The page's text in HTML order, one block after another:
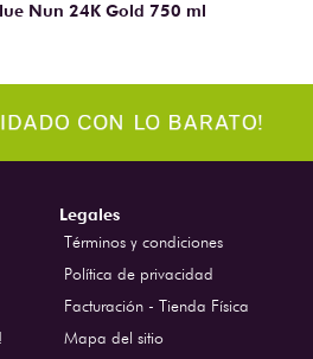
Nun 24K Gold 750 ml
Legales
Términos y condiciones
Política de privacidad
Facturación - Tienda Física
Mapa del sitio